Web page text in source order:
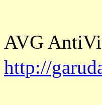
AVG
http://